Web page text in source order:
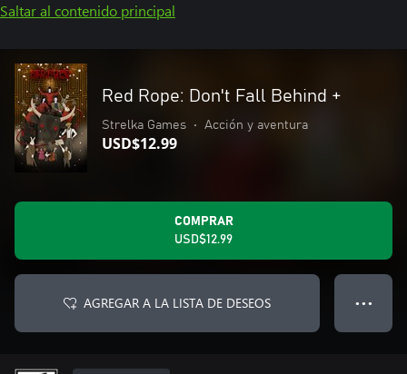
Saltar al contenido principal
Red Rope: Don't Fall Behind +
Strelka Games • Acción y aventura
USD$12.99
COMPRAR
USD$12.99
AGREGAR A LA LISTA DE DESEOS ● ● ●